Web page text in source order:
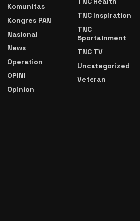
Komunitas
Kongres PAN
Nasional
News
Operation
OPINI
Opinion
TNC Inspiration
TNC
Sportainment
TNC TV
Uncategorized
Veteran